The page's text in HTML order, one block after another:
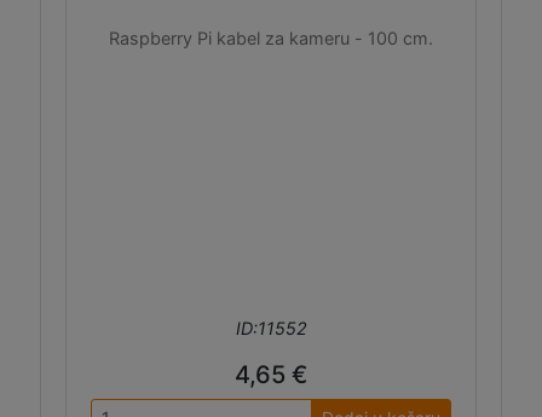
Raspberry Pi kabel za kameru - 100 cm.
ID:11552
4,65 €